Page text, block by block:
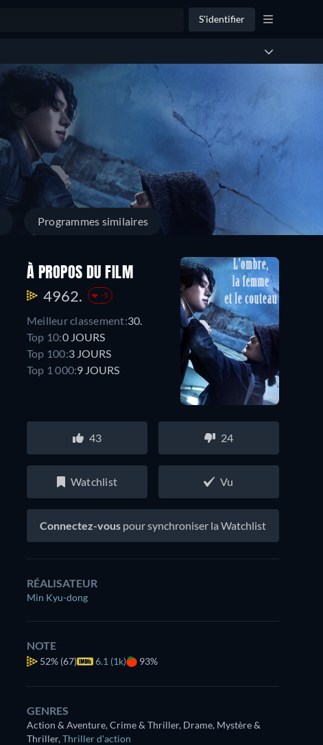
S'identifier
Programmes similaires
À PROPOS DU FILM
4962. -5
Meilleur classement:30.
Top 10:0 JOURS
Top 100:3 JOURS
Top 1 000:9 JOURS
43 24
Watchlist Vu
Connectez-vous pour synchroniser la Watchlist
RÉALISATEUR
Min Kyu-dong
NOTE
52% (67) 6.1 (1k) 93%
GENRES
Action & Aventure, Crime & Thriller, Drame, Mystère &
Thriller,Thriller d'action